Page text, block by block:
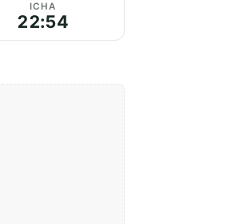
ICHA
22:54